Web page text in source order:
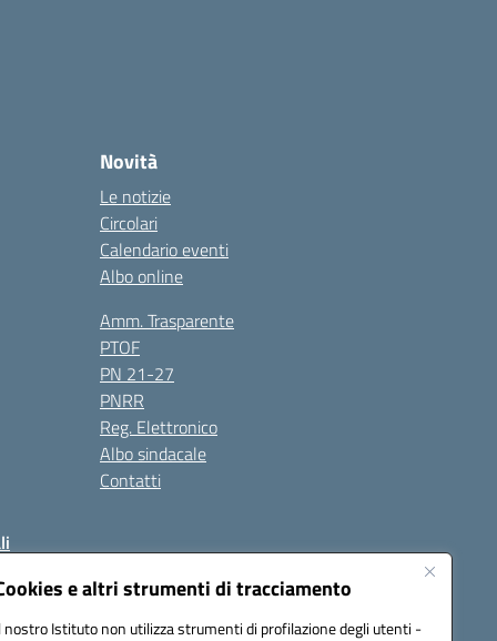
e altri strumenti di tracciamento
nostro Istituto non utilizza strumenti di profilazione degli utenti -
Novità
Le notizie
Circolari
Calendario eventi
Albo online
Amm. Trasparente
PTOF
PN 21-27
PNRR
Reg. Elettronico
Albo sindacale
Contatti